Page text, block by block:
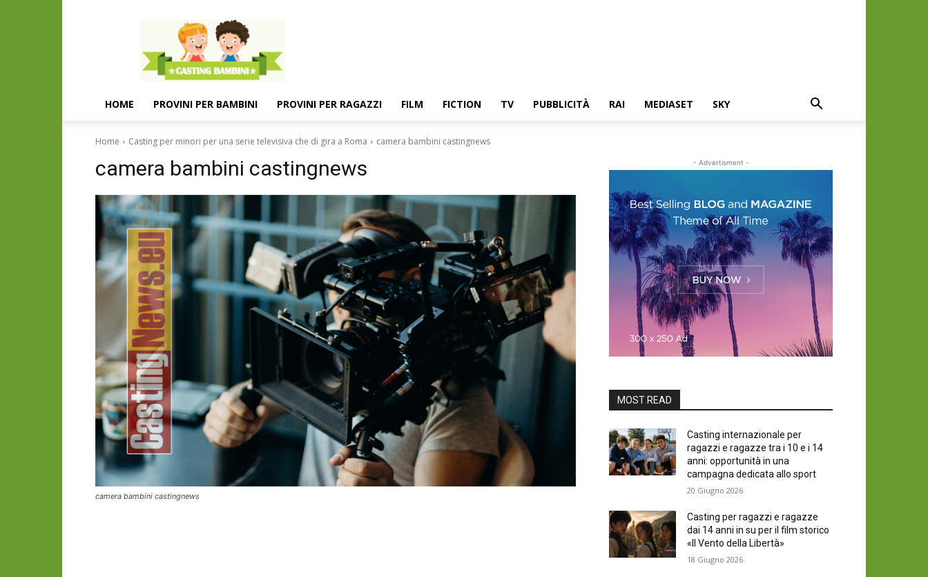
Casting
e
provini
per
bambini
e
HOME PROVINI PER BAMBINI PROVINI PER RAGAZZI FILM FICTION TV PUBBLICITÀ RAI MEDIASET SKY
Home Casting per minori per una serie televisiva che di gira a Roma camera bambini castingnews
camera bambini castingnews
camera bambini castingnews
- Advertisment -
MOST READ
Casting internazionale per
ragazzi e ragazze tra i 10 e i 14
anni: opportunità in una
campagna dedicata allo sport
20 Giugno 2026
Casting per ragazzi e ragazze
dai 14 anni in su per il film storico
«Il Vento della Libertà»
18 Giugno 2026